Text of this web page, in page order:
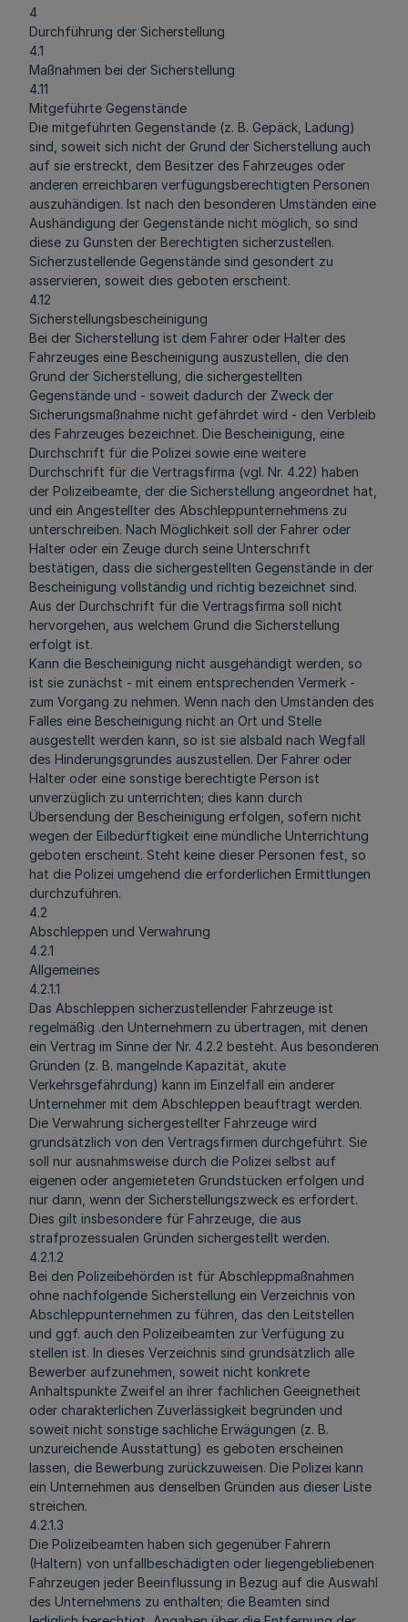
4
Durchführung der Sicherstellung
4.1
Maßnahmen bei der Sicherstellung
4.11
Mitgeführte Gegenstände
Die mitgeführten Gegenstände (z. B. Gepäck, Ladung)
sind, soweit sich nicht der Grund der Sicherstellung auch
auf sie erstreckt, dem Besitzer des Fahrzeuges oder
anderen erreichbaren verfügungsberechtigten Personen
auszuhändigen. Ist nach den besonderen Umständen eine
Aushändigung der Gegenstände nicht möglich, so sind
diese zu Gunsten der Berechtigten sicherzustellen.
Sicherzustellende Gegenstände sind gesondert zu
asservieren, soweit dies geboten erscheint.
4.12
Sicherstellungsbescheinigung
Bei der Sicherstellung ist dem Fahrer oder Halter des
Fahrzeuges eine Bescheinigung auszustellen, die den
Grund der Sicherstellung, die sichergestellten
Gegenstände und - soweit dadurch der Zweck der
Sicherungsmaßnahme nicht gefährdet wird - den Verbleib
des Fahrzeuges bezeichnet. Die Bescheinigung, eine
Durchschrift für die Polizei sowie eine weitere
Durchschrift für die Vertragsfirma (vgl. Nr. 4.22) haben
der Polizeibeamte, der die Sicherstellung angeordnet hat,
und ein Angestellter des Abschleppunternehmens zu
unterschreiben. Nach Möglichkeit soll der Fahrer oder
Halter oder ein Zeuge durch seine Unterschrift
bestätigen, dass die sichergestellten Gegenstände in der
Bescheinigung vollständig und richtig bezeichnet sind.
Aus der Durchschrift für die Vertragsfirma soll nicht
hervorgehen, aus welchem Grund die Sicherstellung
erfolgt ist.
Kann die Bescheinigung nicht ausgehändigt werden, so
ist sie zunächst - mit einem entsprechenden Vermerk -
zum Vorgang zu nehmen. Wenn nach den Umständen des
Falles eine Bescheinigung nicht an Ort und Stelle
ausgestellt werden kann, so ist sie alsbald nach Wegfall
des Hinderungsgrundes auszustellen. Der Fahrer oder
Halter oder eine sonstige berechtigte Person ist
unverzüglich zu unterrichten; dies kann durch
Übersendung der Bescheinigung erfolgen, sofern nicht
wegen der Eilbedürftigkeit eine mündliche Unterrichtung
geboten erscheint. Steht keine dieser Personen fest, so
hat die Polizei umgehend die erforderlichen Ermittlungen
durchzuführen.
4.2
Abschleppen und Verwahrung
4.2.1
Allgemeines
4.2.1.1
Das Abschleppen sicherzustellender Fahrzeuge ist
regelmäßig .den Unternehmern zu übertragen, mit denen
ein Vertrag im Sinne der Nr. 4.2.2 besteht. Aus besonderen
Gründen (z. B. mangelnde Kapazität, akute
Verkehrsgefährdung) kann im Einzelfall ein anderer
Unternehmer mit dem Abschleppen beauftragt werden.
Die Verwahrung sichergestellter Fahrzeuge wird
grundsätzlich von den Vertragsfirmen durchgeführt. Sie
soll nur ausnahmsweise durch die Polizei selbst auf
eigenen oder angemieteten Grundstücken erfolgen und
nur dann, wenn der Sicherstellungszweck es erfordert.
Dies gilt insbesondere für Fahrzeuge, die aus
strafprozessualen Gründen sichergestellt werden.
4.2.1.2
Bei den Polizeibehörden ist für Abschleppmaßnahmen
ohne nachfolgende Sicherstellung ein Verzeichnis von
Abschleppunternehmen zu führen, das den Leitstellen
und ggf. auch den Polizeibeamten zur Verfügung zu
stellen ist. In dieses Verzeichnis sind grundsätzlich alle
Bewerber aufzunehmen, soweit nicht konkrete
Anhaltspunkte Zweifel an ihrer fachlichen Geeignetheit
oder charakterlichen Zuverlässigkeit begründen und
soweit nicht sonstige sachliche Erwägungen (z. B.
unzureichende Ausstattung) es geboten erscheinen
lassen, die Bewerbung zurückzuweisen. Die Polizei kann
ein Unternehmen aus denselben Gründen aus dieser Liste
streichen.
4.2.1.3
Die Polizeibeamten haben sich gegenüber Fahrern
(Haltern) von unfallbeschädigten oder liegengebliebenen
Fahrzeugen jeder Beeinflussung in Bezug auf die Auswahl
des Unternehmens zu enthalten; die Beamten sind